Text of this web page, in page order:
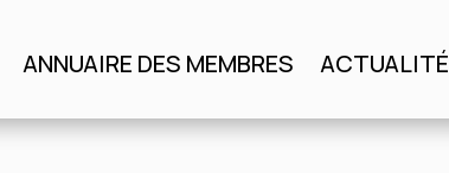
ANNUAIRE DES MEMBRES ACTUALITÉ AGENDA
ANNUAIRE DES MEMBRES ACTUALITÉ